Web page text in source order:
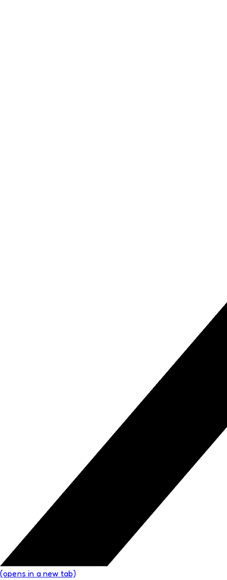
(opens in a new tab)